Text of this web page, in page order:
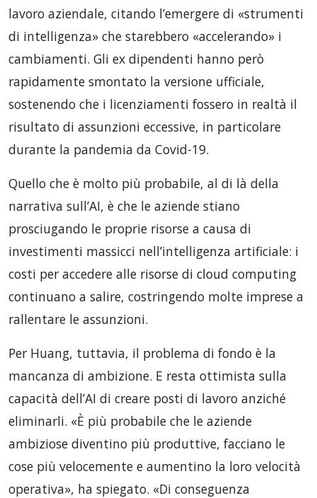
lavoro aziendale, citando l’emergere di «strumenti
di intelligenza» che starebbero «accelerando» i
cambiamenti. Gli ex dipendenti hanno però
rapidamente smontato la versione ufficiale,
sostenendo che i licenziamenti fossero in realtà il
risultato di assunzioni eccessive, in particolare
durante la pandemia da Covid-19.
Quello che è molto più probabile, al di là della
narrativa sull’AI, è che le aziende stiano
prosciugando le proprie risorse a causa di
investimenti massicci nell’intelligenza artificiale: i
costi per accedere alle risorse di cloud computing
continuano a salire, costringendo molte imprese a
rallentare le assunzioni.
Per Huang, tuttavia, il problema di fondo è la
mancanza di ambizione. E resta ottimista sulla
capacità dell’AI di creare posti di lavoro anziché
eliminarli. «È più probabile che le aziende
ambiziose diventino più produttive, facciano le
cose più velocemente e aumentino la loro velocità
operativa», ha spiegato. «Di conseguenza